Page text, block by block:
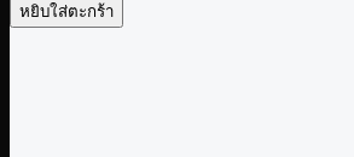
กระเป๋า
หยิบใส่ตะกร้า